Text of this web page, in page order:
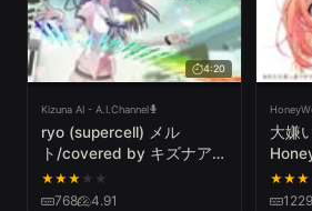
4:20
Kizuna AI - A.I.Channel
ryo (supercell) メル
ト/covered by キズナアイ
【歌ってみた】
★★★ ★ ★
768 4.91
大嫌
初音
★★★
1229